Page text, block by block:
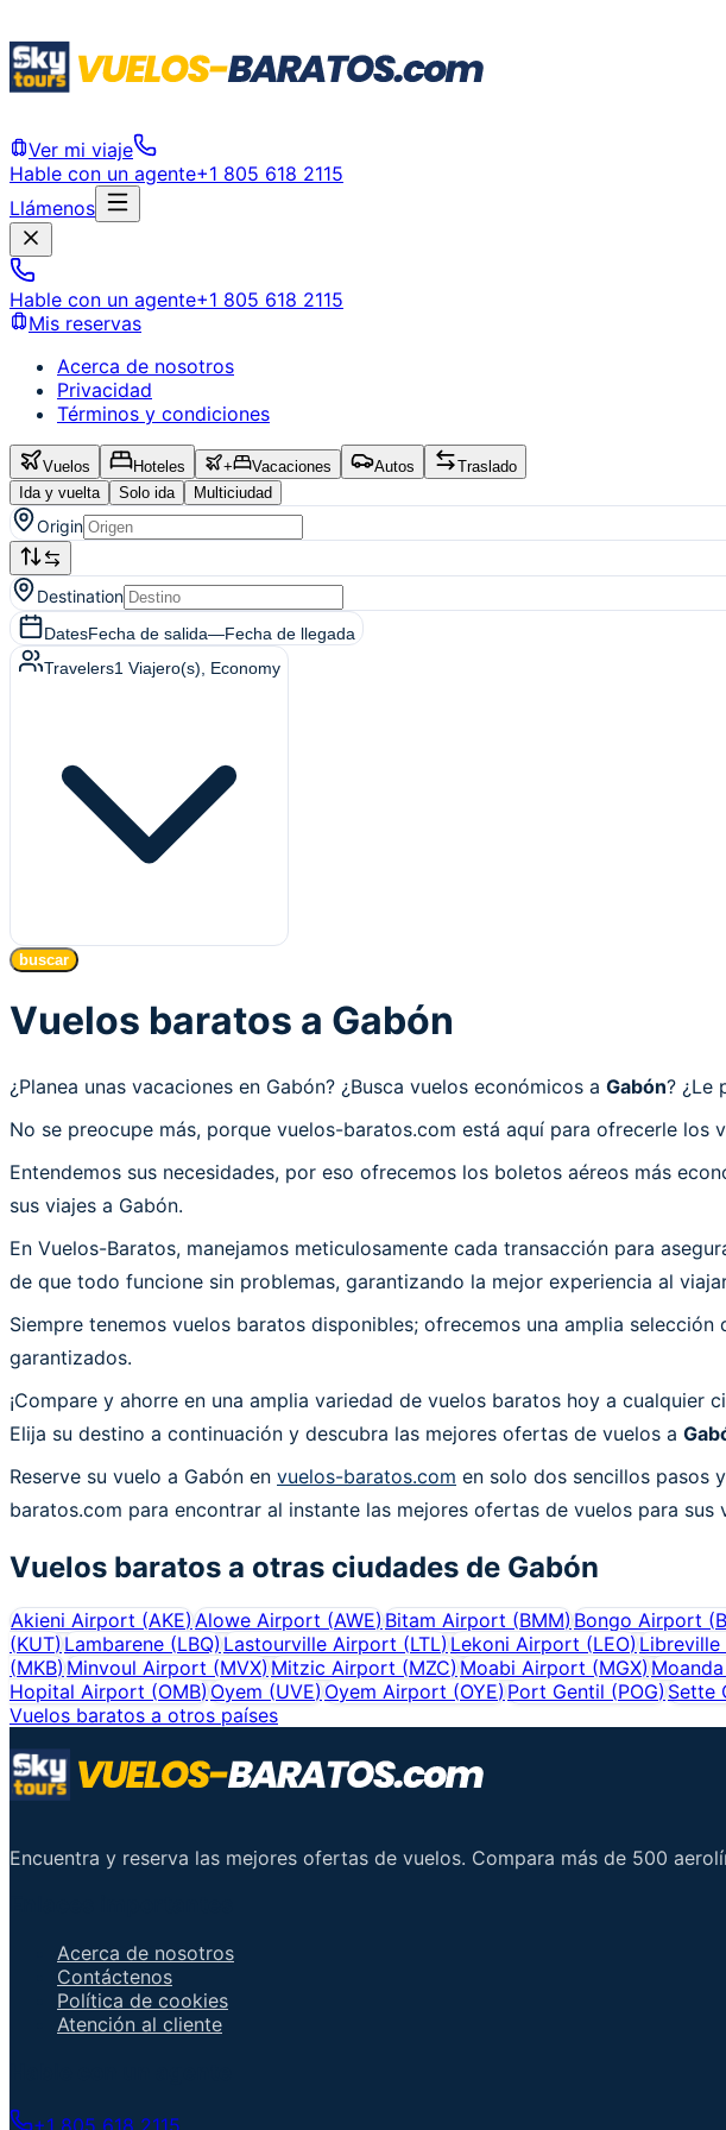
Ver mi viaje
Hable con un agente+1 805 618 2115
Llámenos
Hable con un agente+1 805 618 2115
Mis reservas
Acerca de nosotros
Privacidad
Términos y condiciones
Vuelos Hoteles + Vacaciones Autos
Traslado
Ida y vuelta
Solo ida Multiciudad
Origin
Destination
DatesFecha de salida—Fecha de llegada
Travelers1 Viajero(s) , Economy
buscar
Vuelos baratos a Gabón
¿Planea unas vacaciones en Gabón? ¿Busca vuelos económicos a Gabón? ¿Le
No se preocupe más, porque vuelos-baratos.com está aquí para ofrecerle los
Entendemos sus necesidades, por eso ofrecemos los boletos aéreos más
sus viajes a Gabón.
En Vuelos-Baratos, manejamos meticulosamente cada transacción para
de que todo funcione sin problemas, garantizando la mejor experiencia al
Siempre tenemos vuelos baratos disponibles; ofrecemos una amplia
garantizados.
¡Compare y ahorre en una amplia variedad de vuelos baratos hoy a cualquier
Elija su destino a continuación y descubra las mejores ofertas de vuelos a
Reserve su vuelo a Gabón en vuelos-baratos.com en solo dos sencillos pasos
baratos.com para encontrar al instante las mejores ofertas de vuelos para sus
Vuelos baratos a otras ciudades de Gabón
Akieni Airport (AKE)Alowe Airport (AWE)Bitam Airport (BMM)Bongo Airport (
(KUT)Lambarene (LBQ) Lastourville Airport (LTL) Lekoni Airport (LEO) Libreville
(MKB)Minvoul Airport (MVX) Mitzic Airport (MZC) Moabi Airport (MGX) Moanda
Hopital Airport (OMB)Oyem (UVE) Oyem Airport (OYE) Port Gentil (POG) Sette
Vuelos baratos a otros países
Encuentra y reserva las mejores ofertas de vuelos. Compara más de 500
Acerca de nosotros
Contáctenos
Política de cookies
Atención al cliente
+1 805 618 2115